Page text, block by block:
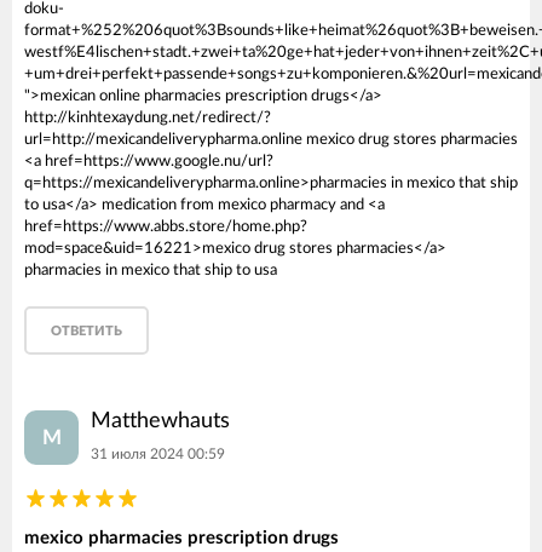
doku-
">mexican online pharmacies prescription drugs</a>
http://kinhtexaydung.net/redirect/?
url=http://mexicandeliverypharma.online mexico drug stores pharmacies
<a href=https://www.google.nu/url?
q=https://mexicandeliverypharma.online>pharmacies in mexico that ship
to usa</a> medication from mexico pharmacy and <a
href=https://www.abbs.store/home.php?
mod=space&uid=16221>mexico drug stores pharmacies</a>
pharmacies in mexico that ship to usa
ОТВЕТИТЬ
M
Matthewhauts
31 июля 2024 00:59
mexico pharmacies prescription drugs